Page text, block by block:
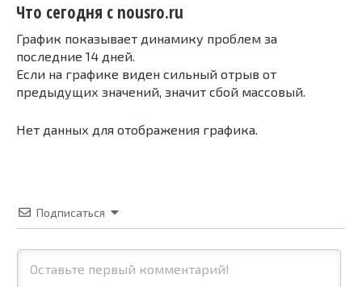
Что сегодня с nousro.ru
График показывает динамику проблем за
последние 14 дней.
Если на графике виден сильный отрыв от
предыдущих значений, значит сбой массовый.
Нет данных для отображения графика.
Подписаться